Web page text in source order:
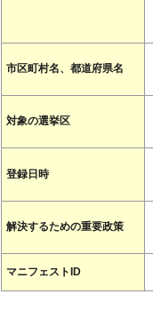
市区町村名、都道府県名
対象の選挙区
登録日時
解決するための重要政策
マニフェストID